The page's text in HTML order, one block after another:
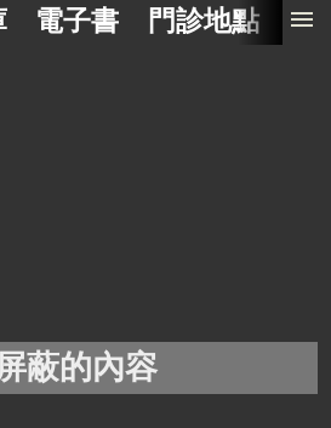
電子書 門診地點 預
menu
蔽的內容